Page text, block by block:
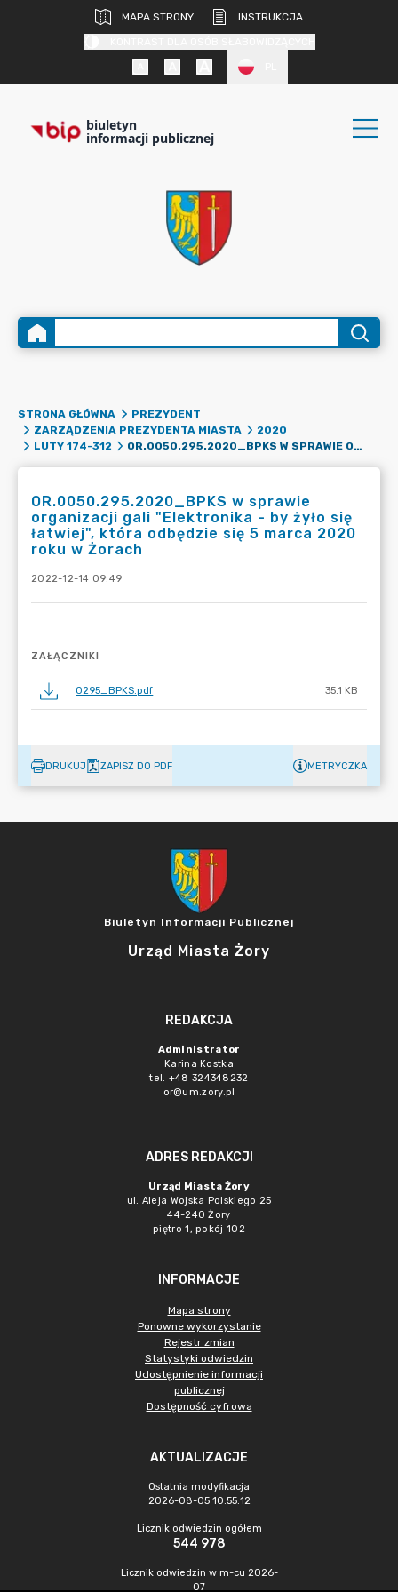
MAPA STRONY
INSTRUKCJA
biuletyn
informacji publicznej
STRONA GŁÓWNA
PREZYDENT
ZARZĄDZENIA PREZYDENTA MIASTA
2020
LUTY 174-312
OR.0050.295.2020_BPKS W SPRAWIE ORGANIZACJI GALI "ELEKTRONIKA - BY ŻYŁO SIĘ ŁATWIEJ", KTÓRA ODBĘDZIE SIĘ 5 MARCA 2020 ROKU W ŻORACH
OR.0050.295.2020_BPKS w sprawie
organizacji gali "Elektronika - by żyło się
łatwiej", która odbędzie się 5 marca 2020
roku w Żorach
2022-12-14 09:49
ZAŁĄCZNIKI
0295_BPKS.pdf 35.1 KB
DRUKUJ ZAPISZ DO PDF METRYCZKA
Biuletyn Informacji Publicznej
Urząd Miasta Żory
REDAKCJA
Administrator
Karina Kostka
tel. +48 324348232
or@um.zory.pl
ADRES REDAKCJI
Urząd Miasta Żory
ul. Aleja Wojska Polskiego 25
44-240 Żory
piętro 1, pokój 102
INFORMACJE
Mapa strony
Ponowne wykorzystanie
Rejestr zmian
Statystyki odwiedzin
Udostępnienie informacji
publicznej
Dostępność cyfrowa
AKTUALIZACJE
Ostatnia modyfikacja
2026-08-05 10:55:12
Licznik odwiedzin ogółem
544 978
Licznik odwiedzin w m-cu 2026-
07